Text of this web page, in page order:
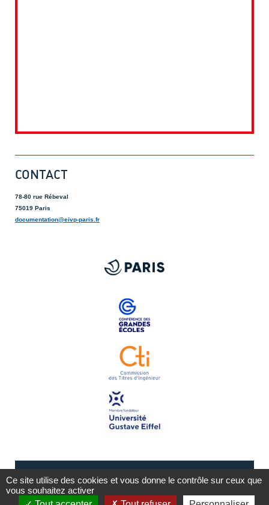
CONTACT
78-80 rue Rébeval
75019 Paris
documentation@eivp-paris.fr
Ce site utilise des cookies et vous donne le contrôle sur ceux que
vous souhaitez activer